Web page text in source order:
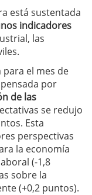
está sustentada
indicadores
las
el mes de
por
de las
se redujo
Esta
perspectivas
la economía
(-1,8
sobre la
(+0,2 puntos).